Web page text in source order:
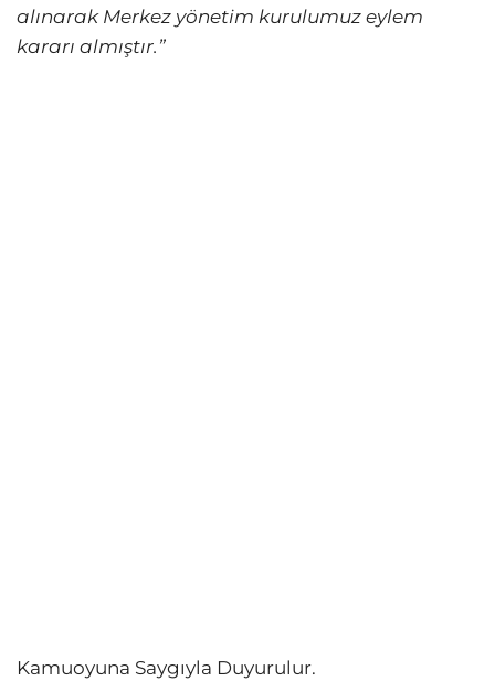
alınarak Merkez yönetim kurulumuz eylem
kararı almıştır.”
Kamuoyuna Saygıyla Duyurulur.